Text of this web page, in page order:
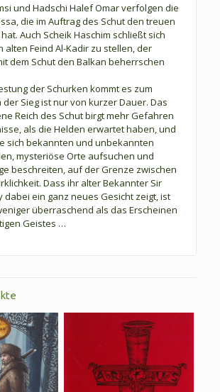
und Hadschi Halef Omar verfolgen die
die im Auftrag des Schut den treuen
Auch Scheik Haschim schließt sich
alten Feind Al-Kadir zu stellen, der
dem Schut den Balkan beherrschen
der Schurken kommt es zum
der Sieg ist nur von kurzer Dauer. Das
Reich des Schut birgt mehr Gefahren
als die Helden erwartet haben, und
sich bekannten und unbekannten
mysteriöse Orte aufsuchen und
beschreiten, auf der Grenze zwischen
Dass ihr alter Bekannter Sir
dabei ein ganz neues Gesicht zeigt, ist
überraschend als das Erscheinen
Geistes …